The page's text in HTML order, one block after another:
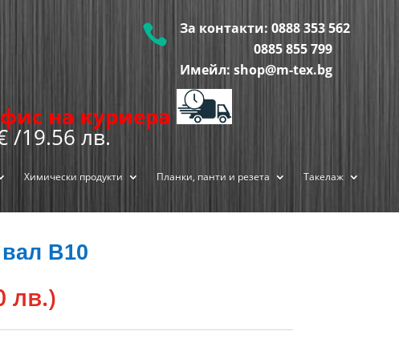
 За контакти:0888 353 562
0885 855799
Имейл: shop@m-tex.bg
на куриера
/19.56 лв.
Химически продукти Планки, панти и резета Такелаж
вал В10
лв.)